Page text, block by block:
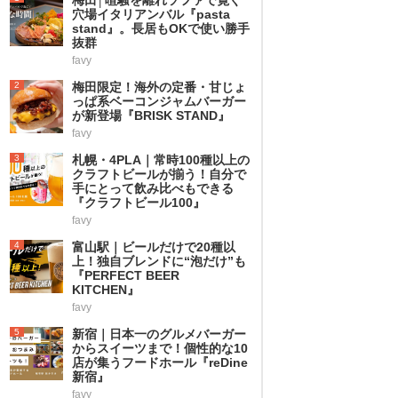
穴場イタリアンバル『pasta
stand』。長居もOKで使い勝手
抜群
favy
2
梅田限定！海外の定番・甘じょ
っぱ系ベーコンジャムバーガー
が新登場『BRISK STAND』
favy
3
札幌・4PLA｜常時100種以上の
クラフトビールが揃う！自分で
手にとって飲み比べもできる
『クラフトビール100』
favy
4
富山駅｜ビールだけで20種以
上！独自ブレンドに“泡だけ”も
『PERFECT BEER
KITCHEN』
favy
5
新宿｜日本一のグルメバーガー
からスイーツまで！個性的な10
店が集うフードホール『reDine
新宿』
favy